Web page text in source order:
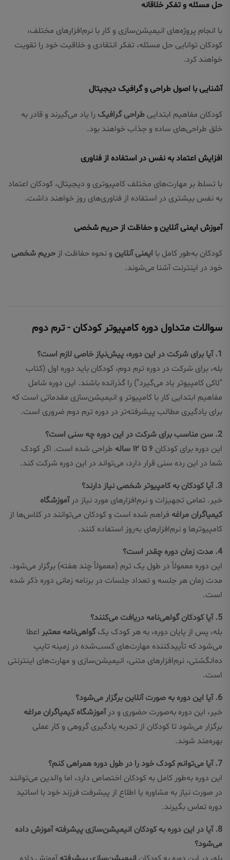
حل مسئله و تفکر خلاقانه
با انجام پروژه‌های انیمیشن‌سازی و کار با نرم‌افزارهای مختلف،
کودکان توانایی حل مسئله، تفکر انتقادی و خلاقیت خود را تقویت
خواهند کرد.
آشنایی با اصول طراحی و گرافیک دیجیتال
کودکان مفاهیم ابتدایی طراحی گرافیک را یاد می‌گیرند و قادر به
خلق طراحی‌های ساده و جذاب خواهند بود.
افزایش اعتماد به نفس در استفاده از فناوری
با تسلط بر مهارت‌های مختلف کامپیوتری و دیجیتال، کودکان اعتماد
به نفس بیشتری در استفاده از فناوری‌های روز خواهند داشت.
آموزش ایمنی آنلاین و حفاظت از حریم شخصی
کودکان به‌طور کامل با ایمنی آنلاین و نحوه حفاظت از حریم شخصی
خود در اینترنت آشنا می‌شوند.
سوالات متداول دوره کامپیوتر کودکان - ترم دوم
1. آیا برای شرکت در این دوره، پیش‌نیاز خاصی لازم است؟
بله، برای شرکت در دوره ترم دوم، کودکان باید دوره اول (کتاب
"لاکی کامپیوتر یاد می‌گیرد") را گذرانده باشند. این دوره شامل
مفاهیم ابتدایی کار با کامپیوتر و انیمیشن‌سازی مقدماتی است که
برای یادگیری مطالب پیشرفته‌تر در دوره ترم دوم ضروری است.
2. سن مناسب برای شرکت در این دوره چه سنی است؟
این دوره برای کودکان ۶ تا ۱۲ ساله
طراحی شده است. اگر کودک
شما در این رده سنی قرار دارد، می‌تواند در این دوره شرکت کند.
3. آیا کودکان به کامپیوتر شخصی نیاز دارند؟
خیر. تمامی تجهیزات و نرم‌افزارهای مورد نیاز درآموزشگاه
کیمیاگران مراغه فراهم شده است و کودکان می‌توانند در کلاس‌ها از
کامپیوترها و نرم‌افزارهای به‌روز استفاده کنند.
4. مدت زمان دوره چقدر است؟
این دوره معمولاً در طول یک ترم (معمولاً چند هفته) برگزار می‌شود.
مدت زمان هر جلسه و تعداد جلسات در برنامه زمانی دوره ذکر شده
است.
5. آیا کودکان گواهی‌نامه دریافت می‌کنند؟
بله، پس از پایان دوره، به هر کودک یکگواهی‌نامه معتبر اعطا
می‌شود که تأییدکننده مهارت‌های کسب‌شده در زمینه تایپ
ده‌انگشتی، نرم‌افزارهای متنی، انیمیشن‌سازی و مهارت‌های اینترنتی
است.
6. آیا این دوره به صورت آنلاین برگزار می‌شود؟
خیر، این دوره به‌صورت حضوری و درآموزشگاه کیمیاگران مراغه
برگزار می‌شود تا کودکان از تجربه یادگیری گروهی و کار عملی
بهره‌مند شوند.
7. آیا می‌توانم کودک خود را در طول دوره همراهی کنم؟
این دوره به‌طور کامل به کودکان اختصاص دارد، اما والدین می‌توانند
در صورت نیاز به مشاوره یا اطلاع از پیشرفت فرزند خود با اساتید
دوره تماس بگیرند.
8. آیا در این دوره به کودکان انیمیشن‌سازی پیشرفته آموزش داده
می‌شود؟